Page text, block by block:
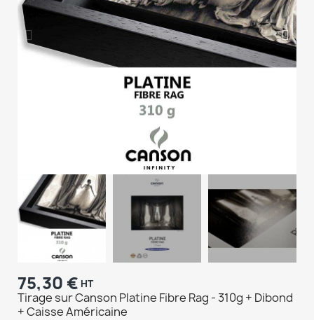
75,30 € HT
Tirage sur Canson Platine Fibre Rag - 310g + Dibond
+ Caisse Américaine